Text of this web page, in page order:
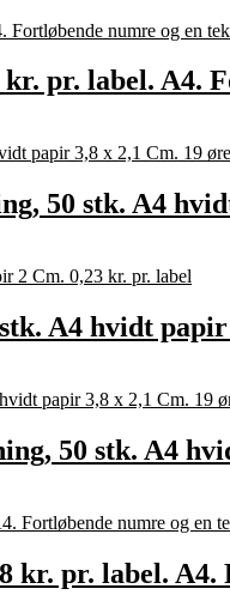
kr. pr. label.
50 stk. A4
A4 hvidt
50 stk. A4
kr. pr. label.